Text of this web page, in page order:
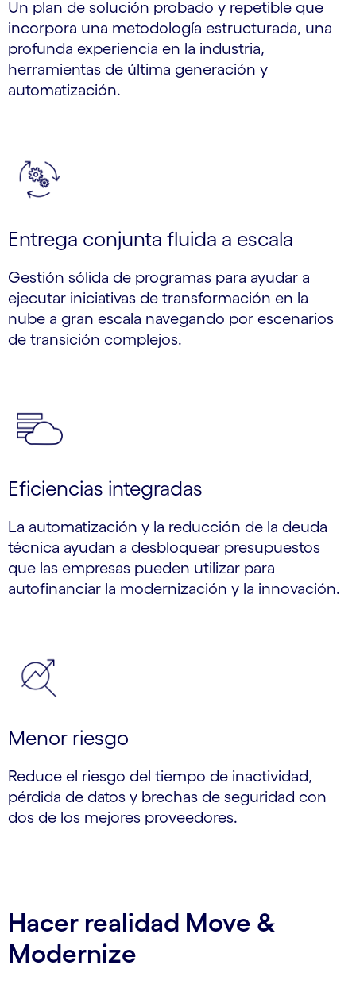
Un plan de solución probado y repetible que
incorpora una metodología estructurada, una
profunda experiencia en la industria,
herramientas de última generación y
automatización.
Entrega conjunta fluida a escala
Gestión sólida de programas para ayudar a
ejecutar iniciativas de transformación en la
nube a gran escala navegando por escenarios
de transición complejos.
Eficiencias integradas
La automatización y la reducción de la deuda
técnica ayudan a desbloquear presupuestos
que las empresas pueden utilizar para
autofinanciar la modernización y la innovación.
Menor riesgo
Reduce el riesgo del tiempo de inactividad,
pérdida de datos y brechas de seguridad con
dos de los mejores proveedores.
Hacer realidad Move &
Modernize